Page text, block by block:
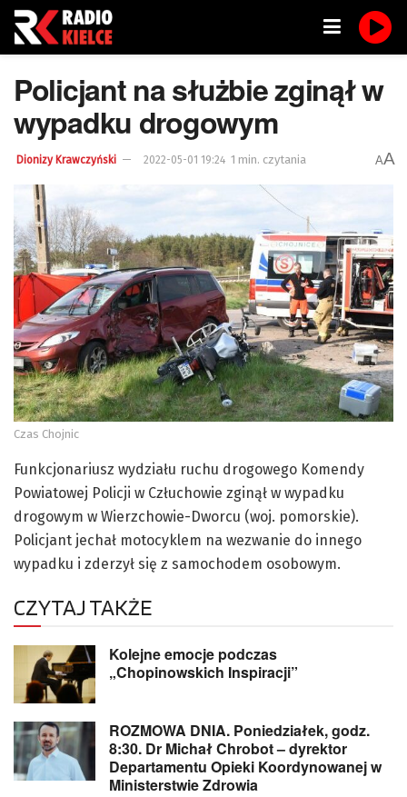
Policjant na służbie zginął w
wypadku drogowym
Dionizy Krawczyński 2022-05-01 19:24 1 min. czytania AA
Czas Chojnic
Funkcjonariusz wydziału ruchu drogowego Komendy
Powiatowej Policji w Człuchowie zginął w wypadku
drogowym w Wierzchowie-Dworcu (woj. pomorskie).
Policjant jechał motocyklem na wezwanie do innego
wypadku i zderzył się z samochodem osobowym.
CZYTAJ TAKŻE
Kolejne emocje podczas
„Chopinowskich Inspiracji”
ROZMOWA DNIA. Poniedziałek, godz.
8:30. Dr Michał Chrobot – dyrektor
Departamentu Opieki Koordynowanej w
Ministerstwie Zdrowia